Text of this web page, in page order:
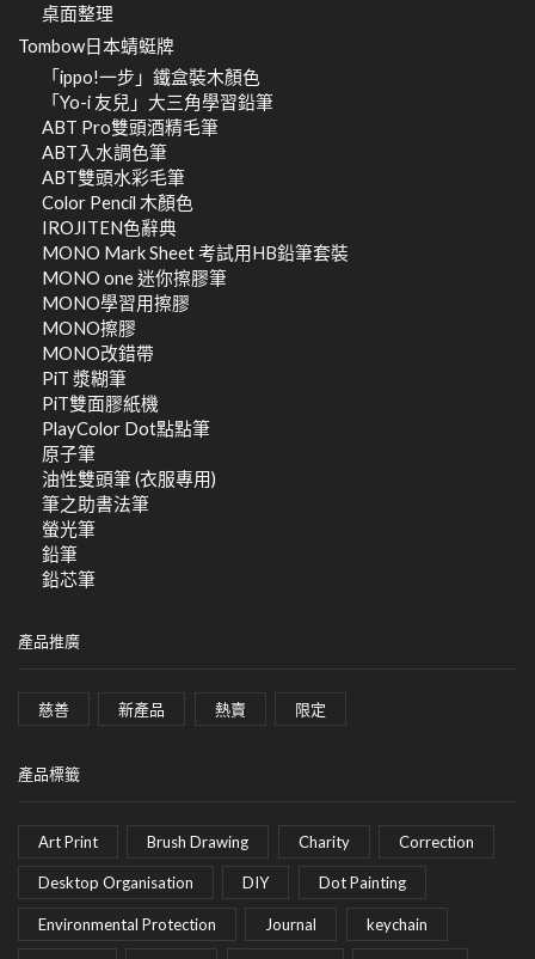
桌面整理
Tombow日本蜻蜓牌
「ippo!一步」鐵盒裝木顏色
「Yo-i 友兒」大三角學習鉛筆
ABT Pro雙頭酒精毛筆
ABT入水調色筆
ABT雙頭水彩毛筆
Color Pencil 木顏色
IROJITEN色辭典
MONO Mark Sheet 考試用HB鉛筆套裝
MONO one 迷你擦膠筆
MONO學習用擦膠
MONO擦膠
MONO改錯帶
PiT 漿糊筆
PiT雙面膠紙機
PlayColor Dot點點筆
原子筆
油性雙頭筆 (衣服專用)
筆之助書法筆
螢光筆
鉛筆
鉛芯筆
產品推廣
慈善 新產品 熱賣 限定
產品標籤
Art Print Brush Drawing Charity Correction
Desktop Organisation DIY Dot Painting
Environmental Protection Journal keychain